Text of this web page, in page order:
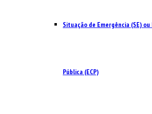
Situação de Emergência (SE)
Pública (ECP)